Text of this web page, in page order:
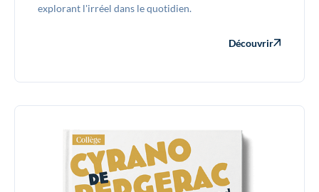
explorant l'irréel dans le quotidien.
Découvrir